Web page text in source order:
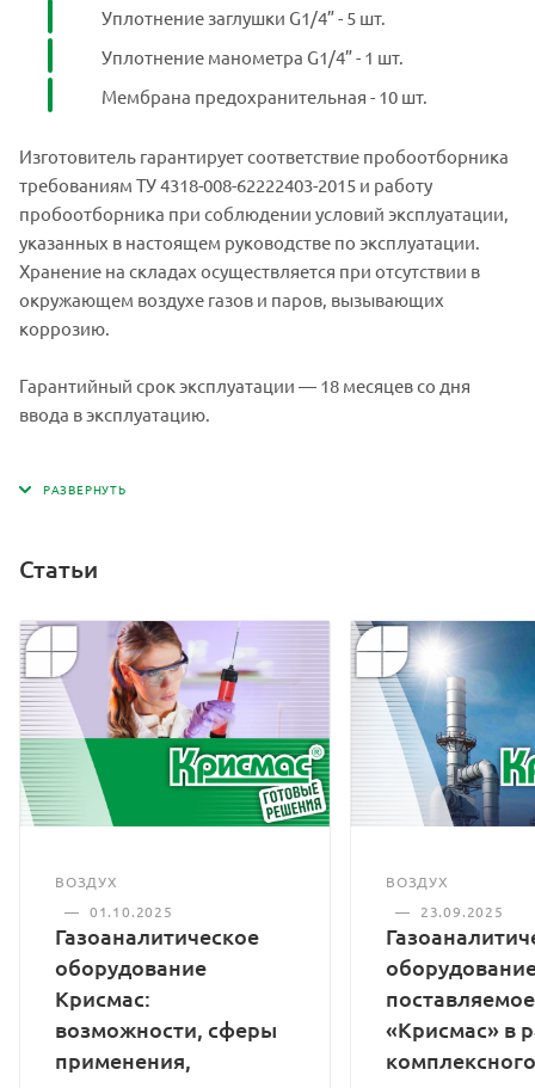
Уплотнение заглушки G1/4” - 5 шт.
Уплотнение манометра G1/4” - 1 шт.
Мембрана предохранительная - 10 шт.
Изготовитель гарантирует соответствие пробоотборника
требованиям ТУ 4318-008-62222403-2015 и работу
пробоотборника при соблюдении условий эксплуатации,
указанных в настоящем руководстве по эксплуатации.
Хранение на складах осуществляется при отсутствии в
окружающем воздухе газов и паров, вызывающих
коррозию.
Гарантийный срок эксплуатации — 18 месяцев со дня
ввода в эксплуатацию.
Статьи
ВОЗДУХ
— 01.10.2025
Газоаналитическое
оборудование
Крисмас:
возможности, сферы
применения,
ВОЗДУХ
—
23.09.2025
«Крисмас» в
комплексного